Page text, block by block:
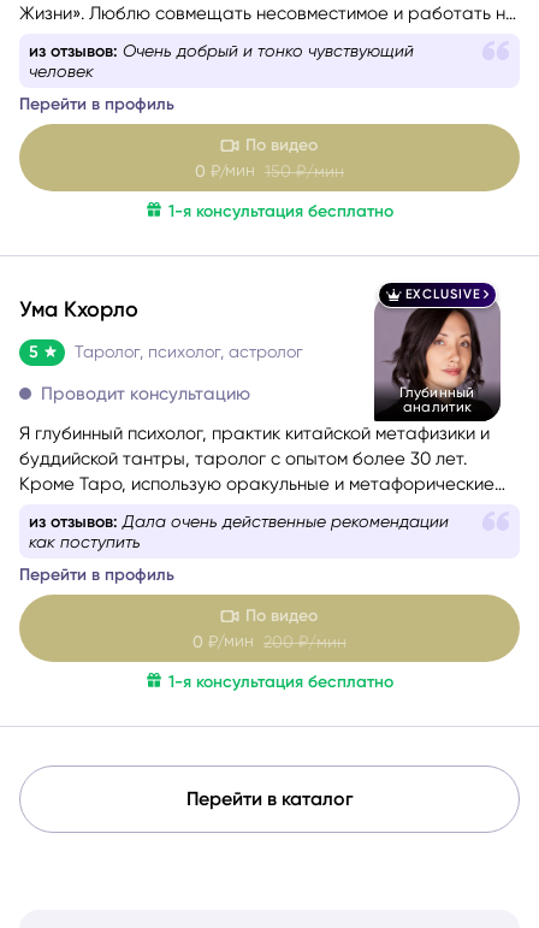
Жизни». Люблю совмещать несовместимое и работать на
нумерологии.
потребности, найти причины проблемных ситуаций и
оптимальные способы их решения. Работаю с такими
запросами.
из отзывов: Очень добрый и тонко чувствующий
человек
Перейти в профиль
По видео
0 ₽/мин150 ₽/мин
1-я консультация бесплатно
EXCLUSIVE
Глубинный
аналитик
Ума Кхорло
5 Таролог, психолог, астролог
Проводит консультацию
Я глубинный психолог, практик китайской метафизики и
буддийской тантры, таролог с опытом более 30 лет.
Кроме Таро, использую оракульные и метафорические
благоприятных условий для важных событий применяю
сложным выбором или чувствуете, что попали в ловушку
повторяющегося сценария, испытываете тревогу и не
понимаете, что делать дальше, я бережно помогу вам
разобраться в ситуации, найти решение или определить
стратегию движения к цели, обрести уверенность.
из отзывов: Дала очень действенные рекомендации
как поступить
Перейти в профиль
По видео
0 ₽/мин 200 ₽/мин
1-я консультация бесплатно
Перейти в каталог